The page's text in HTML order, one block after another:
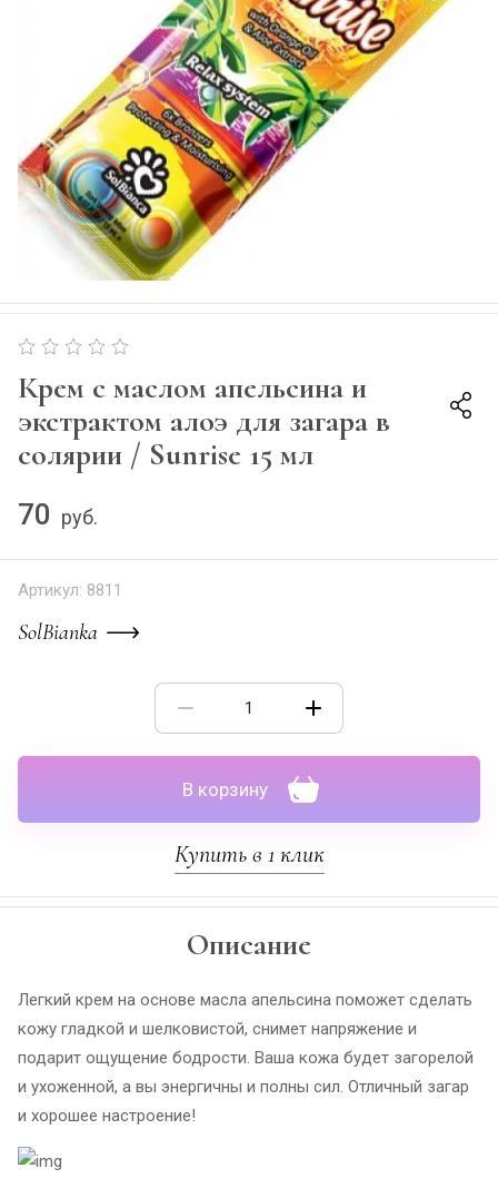
Крем с маслом апельсина и
экстрактом алоэ для загара в
солярии / Sunrise 15 мл
70 руб.
Артикул: 8811
SolBianka
В корзину
Купить в 1 клик
Описание
Легкий крем на основе масла апельсина поможет сделать
кожу гладкой и шелковистой, снимет напряжение и
подарит ощущение бодрости. Ваша кожа будет загорелой
и ухоженной, а вы энергичны и полны сил. Отличный загар
и хорошее настроение!